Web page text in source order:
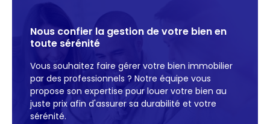
sélection de biens adaptés à vos attentes.
Parcourez nos annonces de location et
trouvez le logement idéal, grâce à un
accompagnement personnalisé et une
parfaite connaissance du marché local.
Vente immobilière
Nous confier la gestion de votre bien en
toute sérénité
Vous souhaitez faire gérer votre bien immobilier
par des professionnels ? Notre équipe vous
propose son expertise pour louer votre bien au
juste prix afin d'assurer sa durabilité et votre
sérénité.